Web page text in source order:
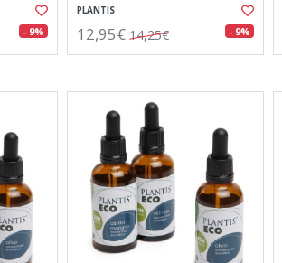
- 9%
PLANTIS
12,95€ 14,25€ - 9%